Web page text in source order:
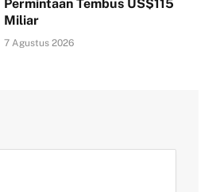
Permintaan Tembus US$115
Miliar
7 Agustus 2026